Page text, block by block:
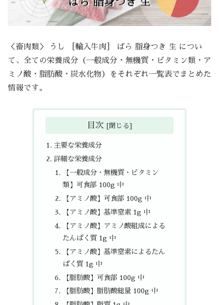
＜畜肉類＞ うし ［輸入牛肉］ ばら 脂身つき 生 につい
て、全ての栄養成分（一般成分・無機質・ビタミン類・ア
ミノ酸・脂肪酸・炭水化物）をそれぞれ一覧表でまとめた
情報です。
目次
主要な栄養成分
詳細な栄養成分
【一般成分・無機質・ビタミン
類】可食部 100g 中
【アミノ酸】可食部 100g 中
【アミノ酸】基準窒素 1g 中
【アミノ酸】アミノ酸組成による
たんぱく質 1g 中
【アミノ酸】基準窒素によるたん
ぱく質 1g 中
【脂肪酸】可食部 100g 中
【脂肪酸】脂肪酸総量 100g 中